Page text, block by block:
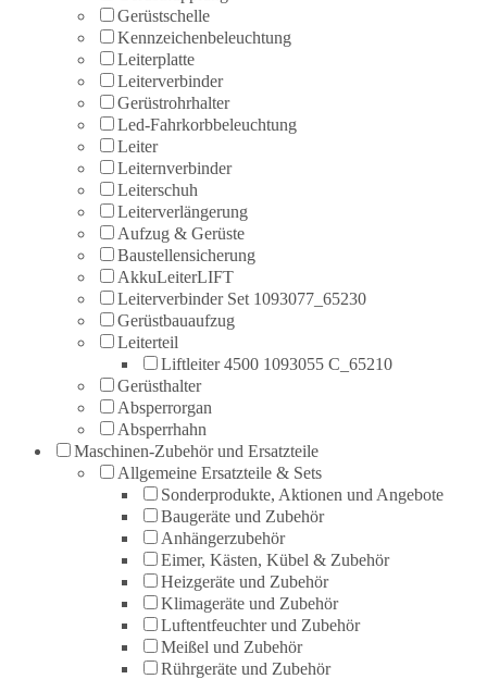
Gerüstschelle
Kennzeichenbeleuchtung
Leiterplatte
Leiterverbinder
Gerüstrohrhalter
Led-Fahrkorbbeleuchtung
Leiter
Leiternverbinder
Leiterschuh
Leiterverlängerung
Aufzug & Gerüste
Baustellensicherung
AkkuLeiterLIFT
Leiterverbinder Set 1093077_65230
Gerüstbauaufzug
Leiterteil
Liftleiter 4500 1093055 C_65210
Gerüsthalter
Absperrorgan
Absperrhahn
Maschinen-Zubehör und Ersatzteile
Allgemeine Ersatzteile & Sets
Sonderprodukte, Aktionen und Angebote
Baugeräte und Zubehör
Anhängerzubehör
Eimer, Kästen, Kübel & Zubehör
Heizgeräte und Zubehör
Klimageräte und Zubehör
Luftentfeuchter und Zubehör
Meißel und Zubehör
Rührgeräte und Zubehör